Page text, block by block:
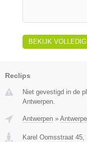
BEKIJK VOLLEDIG
Reclips
Niet gevestigd in de
Antwerpen.
Antwerpen »
Karel Oomsstraat 45